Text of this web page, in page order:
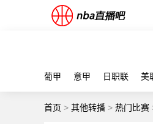
葡甲 意甲 日职联 美
首页 > 其他转播 > 热门比赛